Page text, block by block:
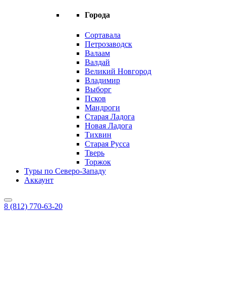
Города
Сортавала
Петрозаводск
Валаам
Валдай
Великий Новгород
Владимир
Выборг
Псков
Мандроги
Старая Ладога
Новая Ладога
Тихвин
Старая Русса
Тверь
Торжок
Туры по Северо-Западу
Аккаунт
8 (812) 770-63-20